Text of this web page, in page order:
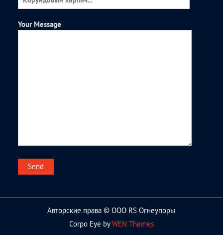
Your Message
Авторские права © ООО RS Огнеупоры
Corpo Eye byWEN Themes